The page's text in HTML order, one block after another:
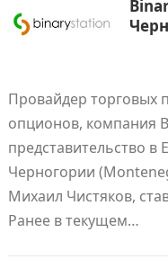
Провайдер торговых
опционов, компания
представительство
Черногории
Михаил Чистяков,
Ранее в текущем…